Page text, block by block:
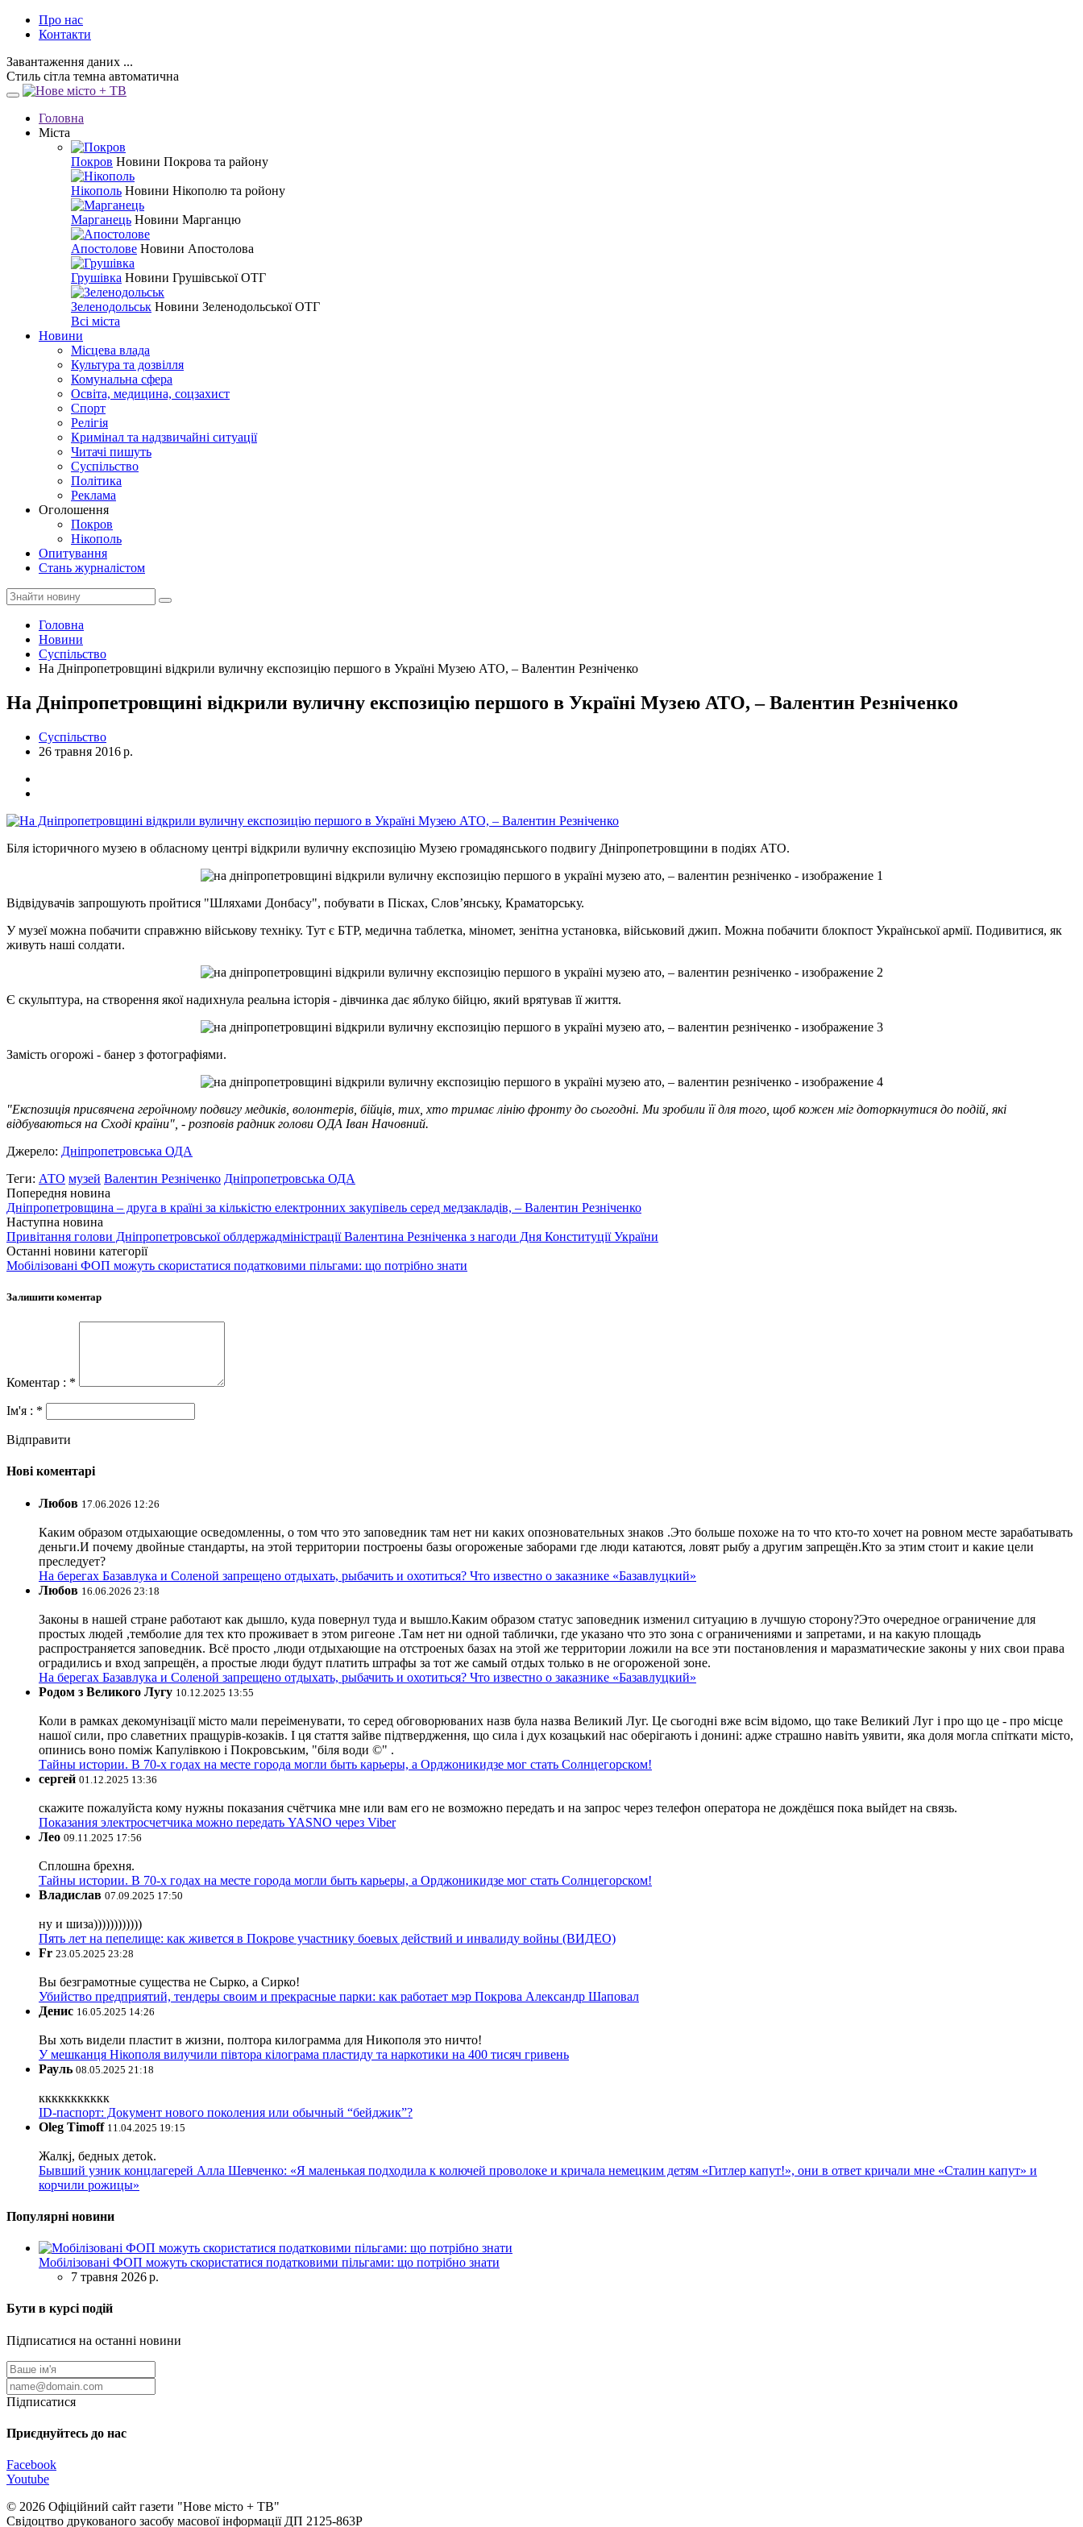
Про нас
Контакти
Завантаження даних ...
Стиль сітла темна автоматична
Головна
Міста
Покров Новини Покрова та району
Нікополь Новини Нікополю та ройону
Марганець Новини Марганцю
Апостолове Новини Апостолова
Грушівка Новини Грушівської ОТГ
Зеленодольськ Новини Зеленодольської ОТГ
Всі міста
Новини
Місцева влада
Культура та дозвілля
Комунальна сфера
Освіта, медицина, соцзахист
Спорт
Релігія
Кримінал та надзвичайні ситуації
Читачі пишуть
Суспільство
Політика
Реклама
Оголошення
Покров
Нікополь
Опитування
Стань журналістом
Головна
Новини
Суспільство
На Дніпропетровщині відкрили вуличну експозицію першого в Україні Музею АТО, – Валентин Резніченко
На Дніпропетровщині відкрили вуличну експозицію першого в Україні Музею АТО, – Валентин Резніченко
Суспільство
26 травня 2016 р.
Біля історичного музею в обласному центрі відкрили вуличну експозицію Музею громадянського подвигу Дніпропетровщини в подіях АТО.
Відвідувачів запрошують пройтися "Шляхами Донбасу", побувати в Пісках, Слов’янську, Краматорську.
У музеї можна побачити справжню військову техніку. Тут є БТР, медична таблетка, міномет, зенітна установка, військовий джип. Можна побачити блокпост Української армії. Подивитися, як
живуть наші солдати.
Є скульптура, на створення якої надихнула реальна історія - дівчинка дає яблуко бійцю, який врятував її життя.
Замість огорожі - банер з фотографіями.
"Експозиція присвячена героїчному подвигу медиків, волонтерів, бійців, тих, хто тримає лінію фронту до сьогодні. Ми зробили її для того, щоб кожен міг доторкнутися до подій, які
відбуваються на Сході країни", - розповів радник голови ОДА Іван Начовний.
Джерело: Дніпропетровська ОДА
Теги: АТО музей Валентин Резніченко Дніпропетровська ОДА
Попередня новина
Дніпропетровщина – друга в країні за кількістю електронних закупівель серед медзакладів, – Валентин Резніченко
Наступна новина
Привітання голови Дніпропетровської облдержадміністрації Валентина Резніченка з нагоди Дня Конституції України
Останні новини категорії
Мобілізовані ФОП можуть скористатися податковими пільгами: що потрібно знати
Залишити коментар
Коментар : *
Ім'я : *
Відправити
Нові коментарі
Любов 17.06.2026 12:26
Каким образом отдыхающие осведомленны, о том что это заповедник там нет ни каких опозновательных знаков .Это больше похоже на то что кто-то хочет на ровном месте зарабатывать
деньги.И почему двойные стандарты, на этой территории построены базы огороженые заборами где люди катаются, ловят рыбу а другим запрещён.Кто за этим стоит и какие цели
преследует?
На берегах Базавлука и Соленой запрещено отдыхать, рыбачить и охотиться? Что известно о заказнике «Базавлуцкий»
Любов 16.06.2026 23:18
Законы в нашей стране работают как дышло, куда повернул туда и вышло.Каким образом статус заповедник изменил ситуацию в лучшую сторону?Это очередное ограничение для
простых людей ,темболие для тех кто проживает в этом ригеоне .Там нет ни одной таблички, где указано что это зона с ограничениями и запретами, и на какую площадь
распространяется заповедник. Всё просто ,люди отдыхающие на отстроеных базах на этой же территории ложили на все эти постановления и маразматические законы у них свои права
оградились и вход запрещён, а простые люди будут платить штрафы за тот же самый отдых только в не огороженой зоне.
На берегах Базавлука и Соленой запрещено отдыхать, рыбачить и охотиться? Что известно о заказнике «Базавлуцкий»
Родом з Великого Лугу 10.12.2025 13:55
Коли в рамках декомунізації місто мали переіменувати, то серед обговорюваних назв була назва Великий Луг. Це сьогодні вже всім відомо, що таке Великий Луг і про що це - про місце
нашої сили, про славетних пращурів-козаків. І ця стаття зайве підтвердження, що сила і дух козацький нас оберігають і донині: адже страшно навіть уявити, яка доля могла спіткати місто,
опинись воно поміж Капулівкою і Покровським, "біля води ©" .
Тайны истории. В 70-х годах на месте города могли быть карьеры, а Орджоникидзе мог стать Солнцегорском!
сергей 01.12.2025 13:36
скажите пожалуйста кому нужны показания счётчика мне или вам его не возможно передать и на запрос через телефон оператора не дождёшся пока выйдет на связь.
Показания электросчетчика можно передать YASNO через Viber
Лео 09.11.2025 17:56
Сплошна брехня.
Тайны истории. В 70-х годах на месте города могли быть карьеры, а Орджоникидзе мог стать Солнцегорском!
Владислав 07.09.2025 17:50
ну и шиза))))))))))))
Пять лет на пепелище: как живется в Покрове участнику боевых действий и инвалиду войны (ВИДЕО)
Fr 23.05.2025 23:28
Вы безграмотные существа не Сырко, а Сирко!
Убийство предприятий, тендеры своим и прекрасные парки: как работает мэр Покрова Александр Шаповал
Денис 16.05.2025 14:26
Вы хоть видели пластит в жизни, полтора килограмма для Никополя это ничто!
У мешканця Нікополя вилучили півтора кілограма пластиду та наркотики на 400 тисяч гривень
Рауль 08.05.2025 21:18
ккккккккккк
ID-паспорт: Документ нового поколения или обычный “бейджик”?
Oleg Timoff 11.04.2025 19:15
Жалкj, бедных детok.
Бывший узник концлагерей Алла Шевченко: «Я маленькая подходила к колючей проволоке и кричала немецким детям «Гитлер капут!», они в ответ кричали мне «Сталин капут» и
корчили рожицы»
Популярні новини
Мобілізовані ФОП можуть скористатися податковими пільгами: що потрібно знати
7 травня 2026 р.
Бути в курсі подій
Підписатися на останні новини
Підписатися
Приєднуйтесь до нас
Facebook
Youtube
© 2026 Офіційний сайт газети "Нове мiсто + ТВ"
Свідоцтво друкованого засобу масової інформації ДП 2125-863Р